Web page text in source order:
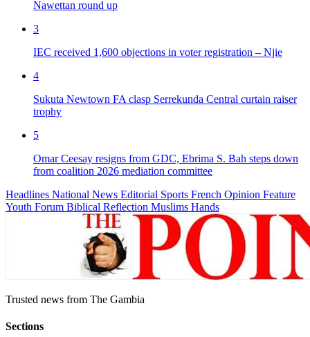
Nawettan round up
3
IEC received 1,600 objections in voter registration – Njie
4
Sukuta Newtown FA clasp Serrekunda Central curtain raiser
trophy
5
Omar Ceesay resigns from GDC, Ebrima S. Bah steps down
from coalition 2026 mediation committee
Headlines National News Editorial Sports French Opinion Feature
Youth Forum Biblical Reflection Muslims Hands
Trusted news from The Gambia
Sections